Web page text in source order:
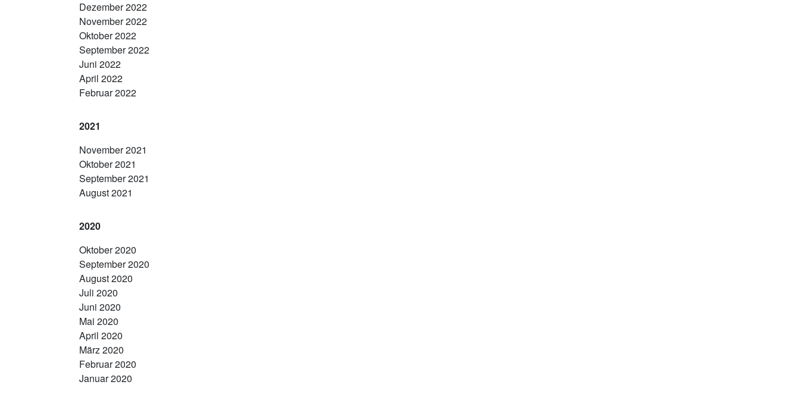
Dezember 2022
November 2022
Oktober 2022
September 2022
Juni 2022
April 2022
Februar 2022
2021
November 2021
Oktober 2021
September 2021
August 2021
2020
Oktober 2020
September 2020
August 2020
Juli 2020
Juni 2020
Mai 2020
April 2020
März 2020
Februar 2020
Januar 2020